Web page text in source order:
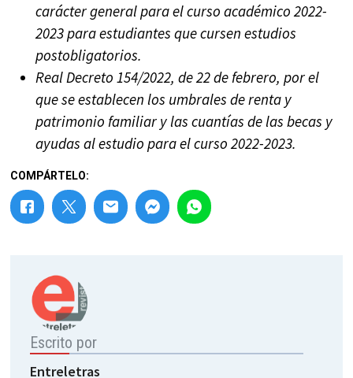
carácter general para el curso académico 2022-
2023 para estudiantes que cursen estudios
postobligatorios.
Real Decreto 154/2022, de 22 de febrero, por el
que se establecen los umbrales de renta y
patrimonio familiar y las cuantías de las becas y
ayudas al estudio para el curso 2022-2023.
COMPÁRTELO:
Escrito por
Entreletras